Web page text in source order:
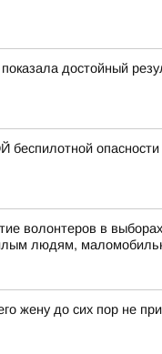
достойный
опасности
волонтеров в
людям,
жену до сих пор не